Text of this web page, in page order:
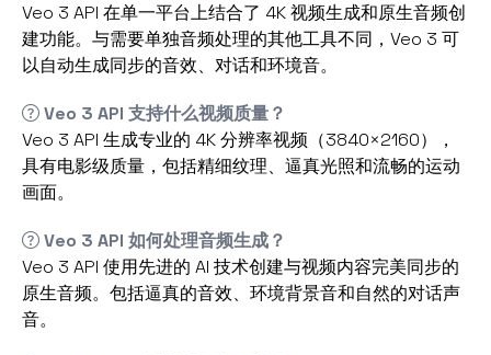
Veo 3 API 在单一平台上结合了 4K 视频生成和原生音频创
建功能。与需要单独音频处理的其他工具不同，Veo 3 可
以自动生成同步的音效、对话和环境音。
Veo 3 API 支持什么视频质量？
Veo 3 API 生成专业的 4K 分辨率视频（3840×2160），
具有电影级质量，包括精细纹理、逼真光照和流畅的运动
画面。
Veo 3 API 如何处理音频生成？
Veo 3 API 使用先进的 AI 技术创建与视频内容完美同步的
原生音频。包括逼真的音效、环境背景音和自然的对话声
音。